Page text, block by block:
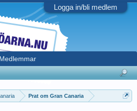
Logga in/bli medlem
Prat om Gran Canaria
Medlemmar